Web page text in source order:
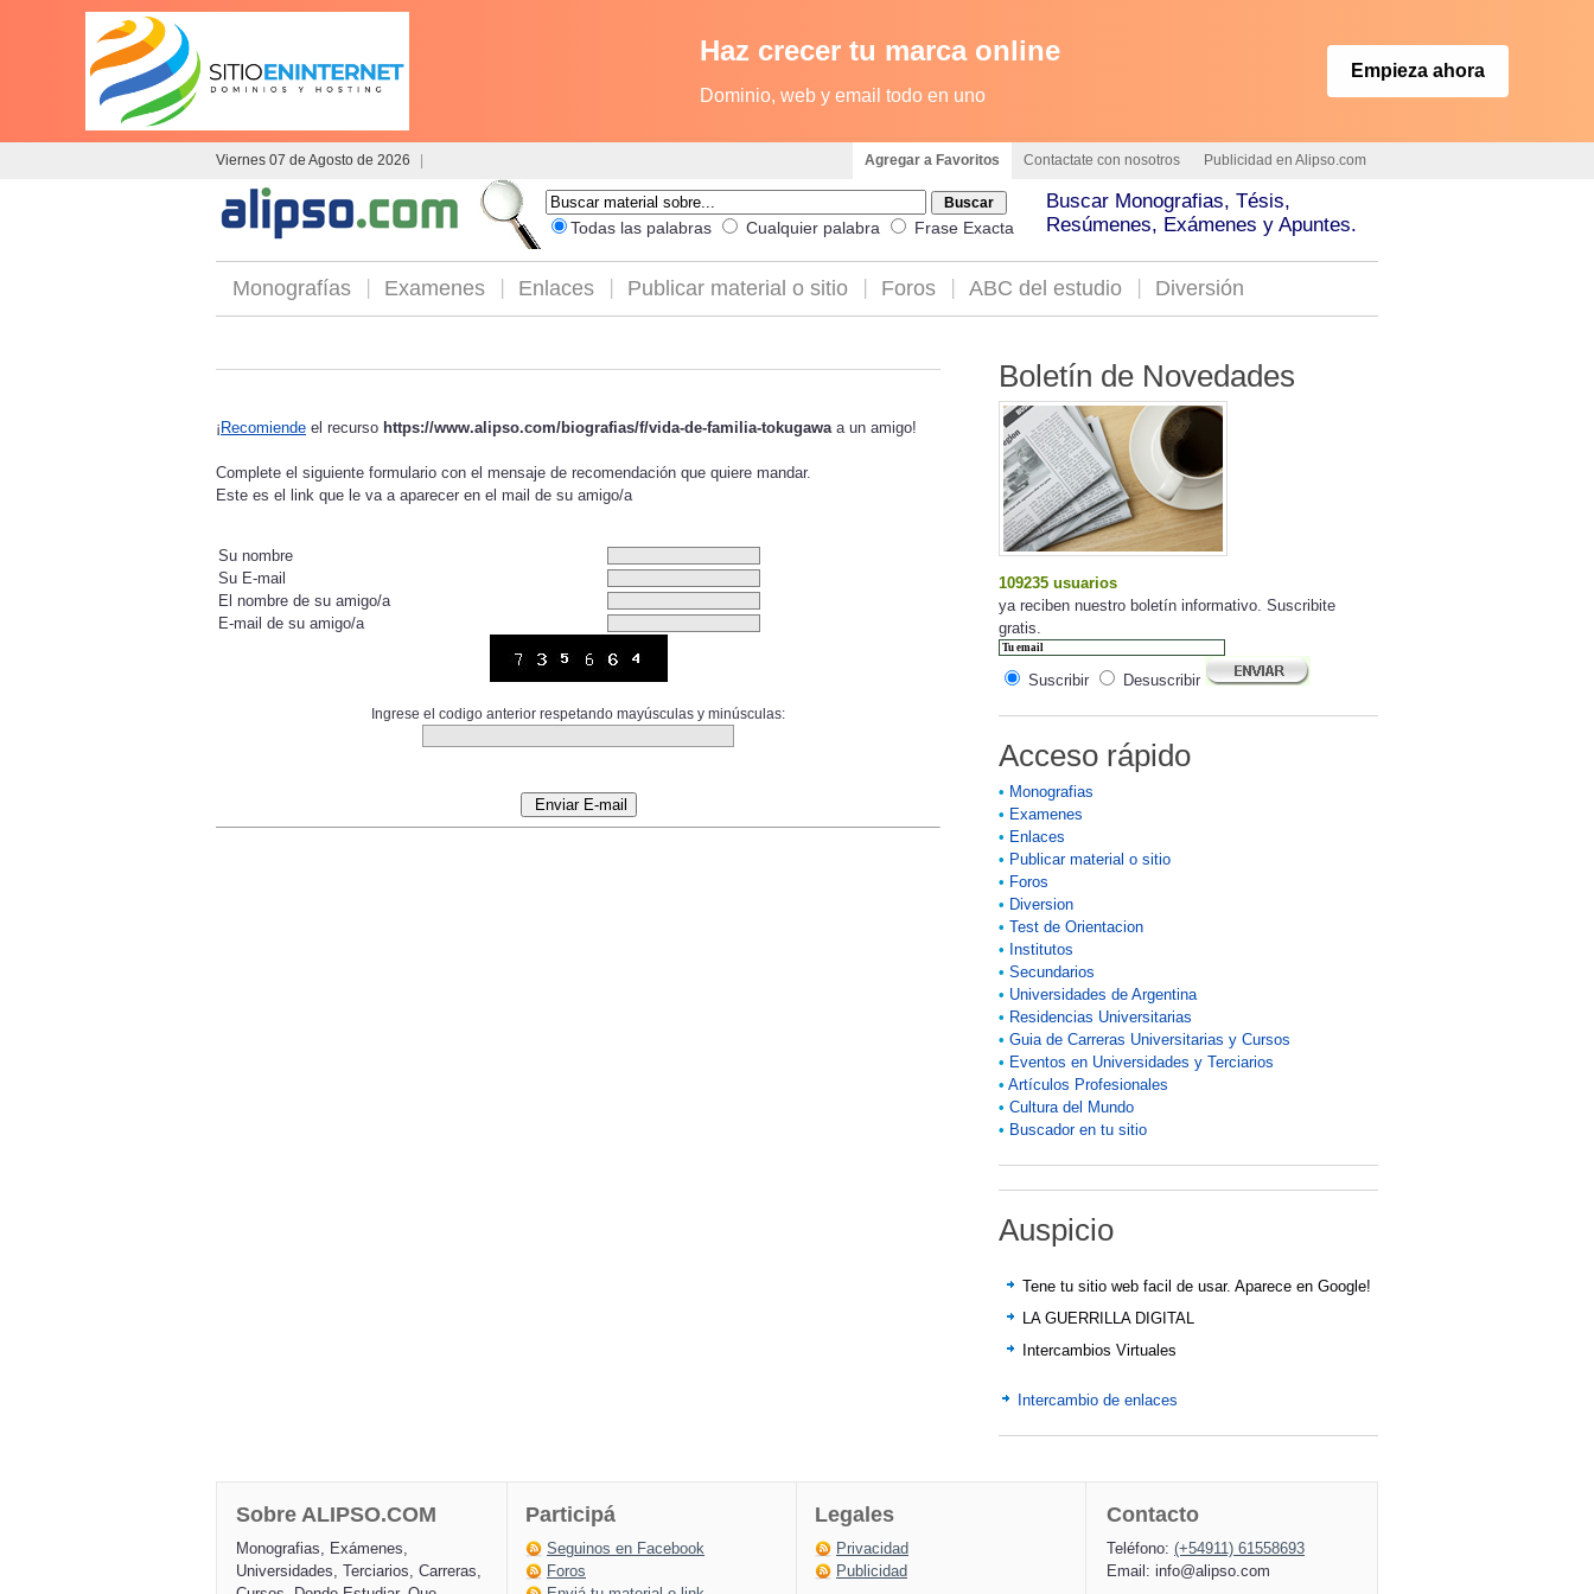
Haz crecer tu marca online
Dominio, web y email todo en uno
Empieza ahora
Viernes 07 de Agosto de 2026 Agregar a Favoritos Contactate con nosotros Publicidad en Alipso.com
Todas las palabras Cualquier palabra Frase Exacta
Buscar Monografias, Tésis,
Resúmenes, Exámenes y Apuntes.
Monografías Examenes Enlaces Publicar material o sitio Foros ABC del estudio Diversión
¡ Recomiende el recurso https://www.alipso.com/biografias/f/vida-de-familia-tokugawa a un amigo!
Complete el siguiente formulario con el mensaje de recomendación que quiere mandar.
Este es el link que le va a aparecer en el mail de su amigo/a
Su nombre
Su E-mail
El nombre de su amigo/a
E-mail de su amigo/a
Ingrese el codigo anterior respetando mayúsculas y minúsculas:
Boletín de Novedades
109235 usuarios
ya reciben nuestro boletín informativo. Suscribite
gratis.
Suscribir Desuscribir
Acceso rápido
• Monografias
• Examenes
• Enlaces
• Publicar material o sitio
• Foros
• Diversion
• Test de Orientacion
• Institutos
• Secundarios
• Universidades de Argentina
• Residencias Universitarias
• Guia de Carreras Universitarias y Cursos
• Eventos en Universidades y Terciarios
• Artículos Profesionales
• Cultura del Mundo
• Buscador en tu sitio
Auspicio
Tene tu sitio web facil de usar. Aparece en Google!
LA GUERRILLA DIGITAL
Intercambios Virtuales
Intercambio de enlaces
Sobre ALIPSO.COM
Monografias, Exámenes,
Universidades, Terciarios, Carreras,
Participá
Seguinos en Facebook
Foros
Legales
Privacidad
Publicidad
Contacto
Teléfono: (+54911) 61558693
Email: info@alipso.com